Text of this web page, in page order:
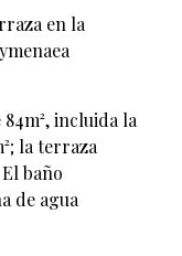
en la
incluida la
la terraza
baño
de agua